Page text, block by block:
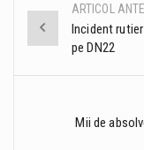
Post
navigation
ARTICOL
Incident
pe DN22
Mii de